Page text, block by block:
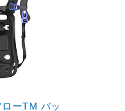
ーTM バッ